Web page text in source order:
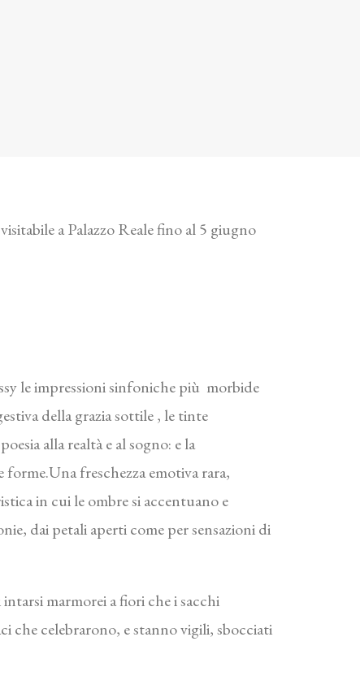
a Palazzo Reale fino al 5 giugno
le impressioni sinfoniche più morbide
della grazia sottile , le tinte
alla realtà e al sogno: e la
freschezza emotiva rara,
in cui le ombre si accentuano e
dai petali aperti come per sensazioni di
marmorei a fiori che i sacchi
che celebrarono, e stanno vigili, sbocciati